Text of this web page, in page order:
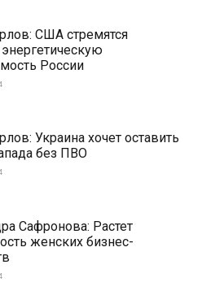
США стремятся
России
Украина хочет оставить
без ПВО
Сафронова: Растет
женских бизнес-